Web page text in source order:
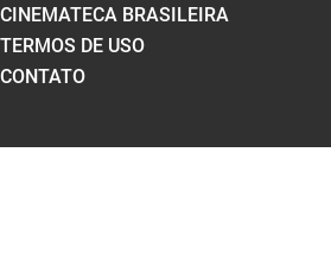
CINEMATECA BRASILEIRA
TERMOS DE USO
CONTATO